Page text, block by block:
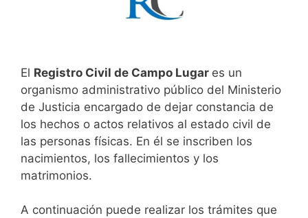
El Registro Civil de Campo Lugar es un
organismo administrativo público del Ministerio
de Justicia encargado de dejar constancia de
los hechos o actos relativos al estado civil de
las personas físicas. En él se inscriben los
nacimientos, los fallecimientos y los
matrimonios.
A continuación puede realizar los trámites que